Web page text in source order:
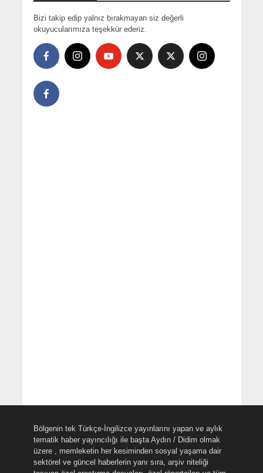
Bizi takip edip yalnız bırakmayan siz değerli
okuyucularımıza teşekkür ederiz.
Bölgenin tek Türkçe-İngilizce yayınlarını yapan ve aylık
tematik haber yayıncılığı ile başta Aydın / Didim olmak
üzere , memleketin her kesiminden sosyal yaşama dair
sektörel ve güncel haberlerin yanı sıra, arşiv niteliği